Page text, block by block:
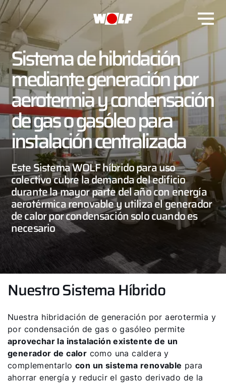
Sistema de hibridación
mediante generación por
aerotermia y condensación
de gas o gasóleo para
instalación centralizada
Este Sistema WOLF híbrido para uso
colectivo cubre la demanda del edificio
durante la mayor parte del año con energía
aerotérmica renovable y utiliza el generador
de calor por condensación solo cuando es
necesario
Nuestro Sistema Híbrido
Nuestra hibridación de generación por aerotermia y
por condensación de gas o gasóleo permite
aprovechar la instalación existente de un
generador de calor como una caldera y
complementarlo con un sistema renovable para
ahorrar energía y reducir el gasto derivado de la